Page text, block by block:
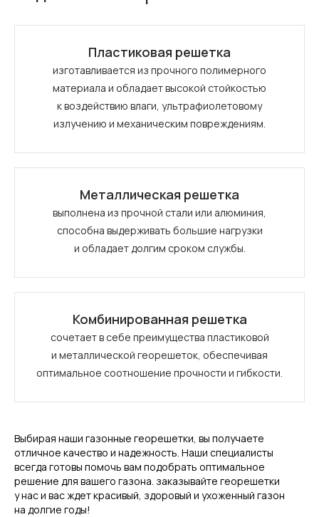
Пластиковая решетка
изготавливается из прочного полимерного
материала и обладает высокой стойкостью
к воздействию влаги, ультрафиолетовому
излучению и механическим повреждениям.
Металлическая решетка
выполнена из прочной стали или алюминия,
способна выдерживать большие нагрузки
и обладает долгим сроком службы.
Комбинированная решетка
сочетает в себе преимущества пластиковой
и металлической георешеток, обеспечивая
оптимальное соотношение прочности и гибкости.
Выбирая наши газонные георешетки, вы получаете
отличное качество и надежность. Наши специалисты
всегда готовы помочь вам подобрать оптимальное
решение для вашего газона. заказывайте георешетки
у нас и вас ждет красивый, здоровый и ухоженный газон
на долгие годы!